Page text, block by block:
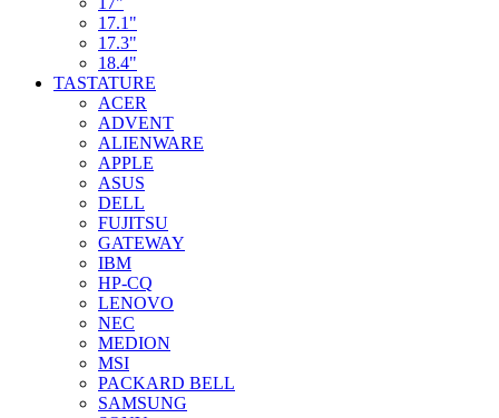
17.1"
17.3"
18.4"
TASTATURE
ACER
ADVENT
ALIENWARE
APPLE
ASUS
DELL
FUJITSU
GATEWAY
IBM
HP-CQ
LENOVO
NEC
MEDION
MSI
PACKARD BELL
SAMSUNG